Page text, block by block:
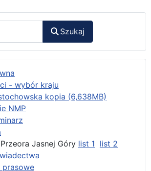
Szukaj
- wybór kraju
kopia (6,638MB)
NMP
Jasnej Góry list 1 list 2
prasowe